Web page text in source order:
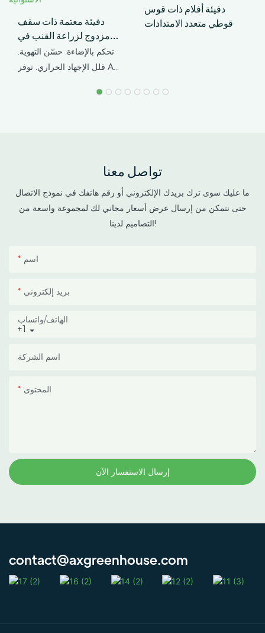
دفيئة معتمة ذات سقف
مزدوج لزراعة القنب في
المناخات الاستوائية
تحكم بالإضاءة. حسّن التهوية.
قلل الإجهاد الحراري. توفر AX
مخصصة للبيوت الزجاجية
هيكل خارجي واقٍ ومساحة
داخلية معتمة للزراعة، مما
يساعد المزارعين على التحكم
دفيئة أفلام ذات قوس
قوطي متعدد الامتدادات
تواصل معنا
ما عليك سوى ترك بريدك الإلكتروني أو رقم هاتفك في نموذج الاتصال
حتى نتمكن من إرسال عرض أسعار مجاني لك لمجموعة واسعة من
التصاميم لدينا!
اسم
بريد إلكتروني
+1
الهاتف/واتساب
اسم الشركة
المحتوى
إرسال الاستفسار الآن
contact@axgreenhouse.com